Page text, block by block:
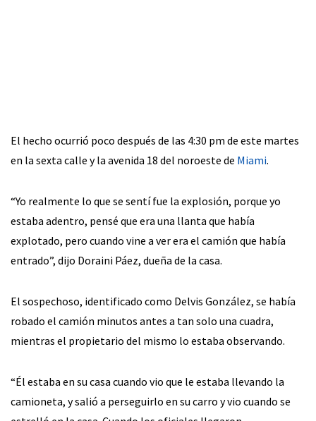
El hecho ocurrió poco después de las 4:30 pm de este martes
en la sexta calle y la avenida 18 del noroeste de Miami.
“Yo realmente lo que se sentí fue la explosión, porque yo
estaba adentro, pensé que era una llanta que había
explotado, pero cuando vine a ver era el camión que había
entrado”, dijo Doraini Páez, dueña de la casa.
El sospechoso, identificado como Delvis González, se había
robado el camión minutos antes a tan solo una cuadra,
mientras el propietario del mismo lo estaba observando.
“Él estaba en su casa cuando vio que le estaba llevando la
camioneta, y salió a perseguirlo en su carro y vio cuando se